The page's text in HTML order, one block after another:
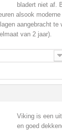
bladert niet af.
alsook
aangebracht te
van 2 jaar).
Viking is een
en goed